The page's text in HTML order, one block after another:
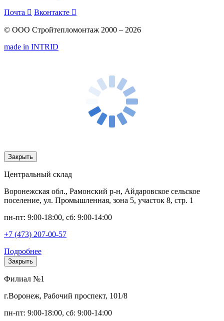
Почта  Вконтакте 
© ООО Стройтепломонтаж 2000 – 2026
made in INTRID
Закрыть
Центральный склад
Воронежская обл., Рамонский р-н, Айдаровское сельское
поселение, ул. Промышленная, зона 5, участок 8, стр. 1
пн-пт: 9:00-18:00, сб: 9:00-14:00
+7 (473) 207-00-57
Подробнее
Закрыть
Филиал №1
г.Воронеж, Рабочий проспект, 101/8
пн-пт: 9:00-18:00, сб: 9:00-14:00